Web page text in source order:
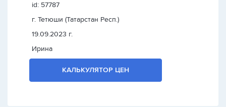
id: 57787
г. Тетюши (Татарстан Респ.)
19.09.2023 г.
Ирина
КАЛЬКУЛЯТОР ЦЕН